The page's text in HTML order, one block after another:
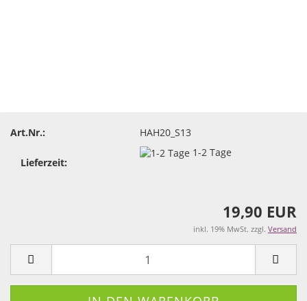
Art.Nr.: HAH20_S13
Lieferzeit:
1-2 Tage
19,90 EUR
inkl. 19% MwSt. zzgl. Versand